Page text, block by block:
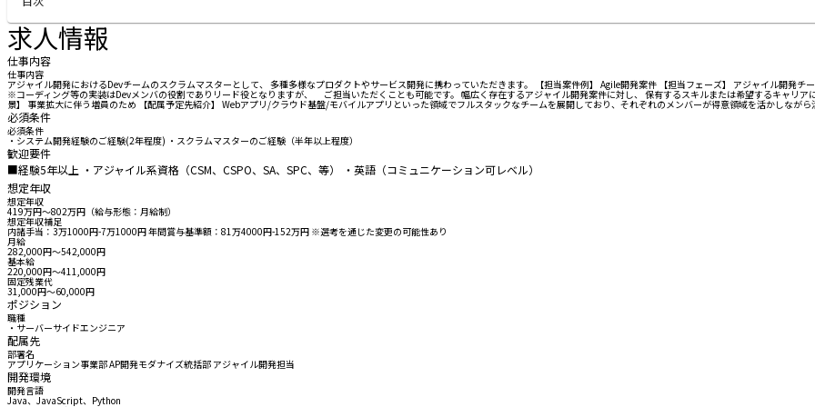
求人情報
仕事内容
仕事内容
アジャイル開発におけるDevチームのスクラムマスターとして、 多種多様なプロダクトやサービス開発に携わっていただきます。 【担当案件例】 Agile開発案件 【担当フェーズ】 アジャイル開発
※コーディング等の実装はDevメンバの役割でありリード役となりますが、 ご担当いただくことも可能です。 幅広く存在するアジャイル開発案件に対し、 保有するスキルまたは希望するキャリ
景】 事業拡大に伴う増員のため 【配属予定先紹介】 Webアプリ/クラウド基盤/モバイルアプリといった領域でフルスタックなチームを展開しており、それぞれのメンバーが得意領域を活かしながら
必須条件
必須条件
・システム開発経験のご経験(2年程度) ・スクラムマスターのご経験（半年以上程度）
歓迎要件
■経験5年以上 ・アジャイル系資格（CSM、CSPO、SA、SPC、等） ・英語（コミュニケーション可レベル）
想定年収
想定年収
419万円〜802万円（給与形態：月給制）
想定年収補足
内諸手当：3万1000円-7万1000円 年間賞与基準額：81万4000円-152万円 ※選考を通じた変更の可能性あり
月給
282,000円〜542,000円
基本給
220,000円〜411,000円
固定残業代
31,000円〜60,000円
ポジション
職種
・サーバーサイドエンジニア
配属先
部署名
アプリケーション事業部 AP開発モダナイズ統括部 アジャイル開発担当
開発環境
開発言語
Java、JavaScript、Python